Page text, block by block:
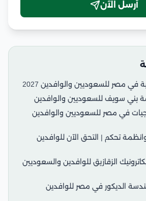
أرسل الآن
في مصر للسعوديين والوافدين 2027
بني سويف للسعوديين والوافدين
في مصر للسعوديين والوافدين
تحكم | التحق الآن للوافدين
الزقازيق للوافدين والسعوديين
الديكور في مصر للوافدين